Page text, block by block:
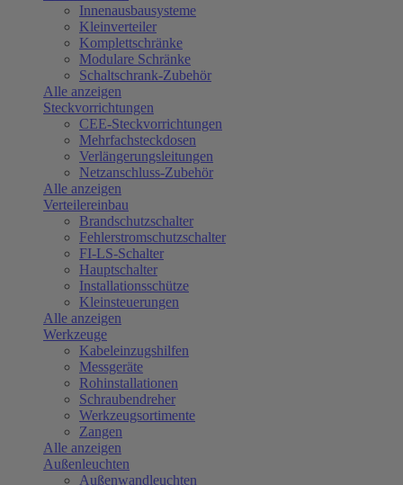
Innenausbausysteme
Kleinverteiler
Komplettschränke
Modulare Schränke
Schaltschrank-Zubehör
Alle anzeigen
Steckvorrichtungen
CEE-Steckvorrichtungen
Mehrfachsteckdosen
Verlängerungsleitungen
Netzanschluss-Zubehör
Alle anzeigen
Verteilereinbau
Brandschutzschalter
Fehlerstromschutzschalter
FI-LS-Schalter
Hauptschalter
Installationsschütze
Kleinsteuerungen
Alle anzeigen
Werkzeuge
Kabeleinzugshilfen
Messgeräte
Rohinstallationen
Schraubendreher
Werkzeugsortimente
Zangen
Alle anzeigen
Außenleuchten
Außenwandleuchten